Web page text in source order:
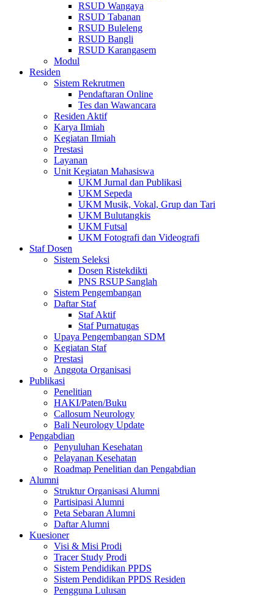
RSUD Wangaya
RSUD Tabanan
RSUD Buleleng
RSUD Bangli
RSUD Karangasem
Modul
Residen
Sistem Rekrutmen
Pendaftaran Online
Tes dan Wawancara
Residen Aktif
Karya Ilmiah
Kegiatan Ilmiah
Prestasi
Layanan
Unit Kegiatan Mahasiswa
UKM Jurnal dan Publikasi
UKM Sepeda
UKM Musik, Vokal, Grup dan Tari
UKM Bulutangkis
UKM Futsal
UKM Fotografi dan Videografi
Staf Dosen
Sistem Seleksi
Dosen Ristekdikti
PNS RSUP Sanglah
Sistem Pengembangan
Daftar Staf
Staf Aktif
Staf Purnatugas
Upaya Pengembangan SDM
Kegiatan Staf
Prestasi
Anggota Organisasi
Publikasi
Penelitian
HAKI/Paten/Buku
Callosum Neurology
Bali Neurology Update
Pengabdian
Penyuluhan Kesehatan
Pelayanan Kesehatan
Roadmap Penelitian dan Pengabdian
Alumni
Struktur Organisasi Alumni
Partisipasi Alumni
Peta Sebaran Alumni
Daftar Alumni
Kuesioner
Visi & Misi Prodi
Tracer Study Prodi
Sistem Pendidikan PPDS
Sistem Pendidikan PPDS Residen
Pengguna Lulusan